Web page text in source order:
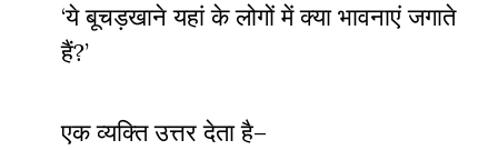
‘ये बूचड़खाने यहां के लोगों में क्या भावनाएं जगाते
हैं?’
एक व्यक्ति उत्तर देता है–